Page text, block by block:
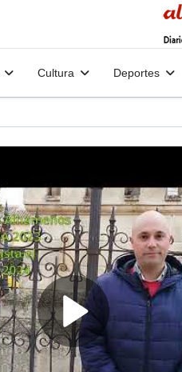
Cultura Deportes